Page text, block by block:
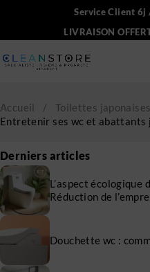
Service Client
LIVRAISON
Accueil / Toilettes japonaises
Entretenir ses wc et abattants
Derniers articles
L’aspect
Réduction de
Douchette wc :